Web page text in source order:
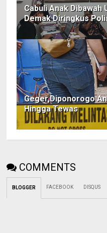
Cabuli Anak Dibawah
Demak Diringkus
Geger,Diponorogo
Hingga Tewas
COMMENTS
BLOGGER FACEBOOK DISQUS